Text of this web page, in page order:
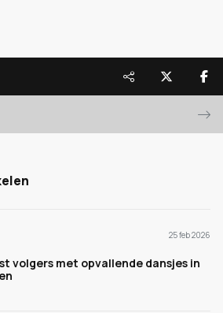
25 feb 2026
volgers met opvallende dansjes in